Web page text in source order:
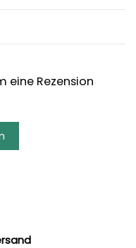
eine Rezension